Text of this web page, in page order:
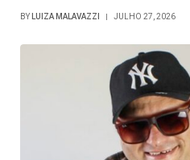
BY LUIZA MALAVAZZI JULHO 27, 2026